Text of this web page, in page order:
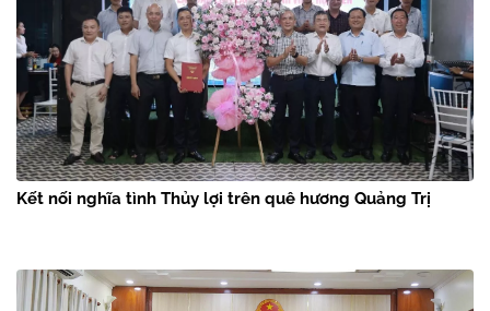
Kết nối nghĩa tình Thủy lợi trên quê hương Quảng Trị